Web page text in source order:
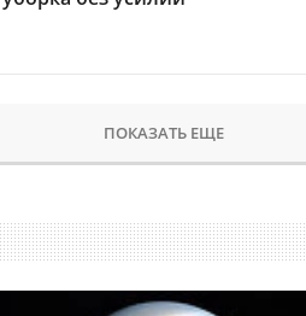
ПОКАЗАТЬ ЕЩЕ